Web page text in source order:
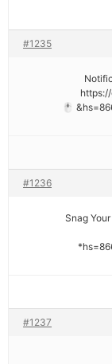
#1235
🖱
#1236
* * * Snag
#1237